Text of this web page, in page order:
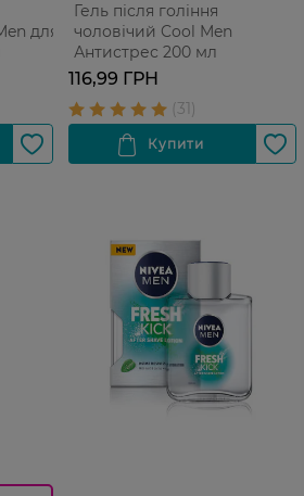
для
Гель після гоління
чоловічий Cool Men
Антистрес 200 мл
116,99 ГРН